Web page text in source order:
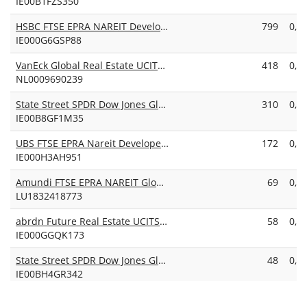
HSBC FTSE EPRA NAREIT Developed UCITS ETF USD (Acc)
IE000G6GSP88
799
VanEck Global Real Estate UCITS ETF
NL0009690239
418
State Street SPDR Dow Jones Global Real Estate UCITS ETF USD Unhedged (Dist)
IE00B8GF1M35
310
UBS FTSE EPRA Nareit Developed Green UCITS ETF USD dis
IE000H3AH951
172
Amundi FTSE EPRA NAREIT Global II UCITS ETF Dist
LU1832418773
69
abrdn Future Real Estate UCITS ETF USD Accumulating ETF
IE000GGQK173
58
State Street SPDR Dow Jones Global Real Estate UCITS ETF USD Unhedged (Acc)
IE00BH4GR342
48